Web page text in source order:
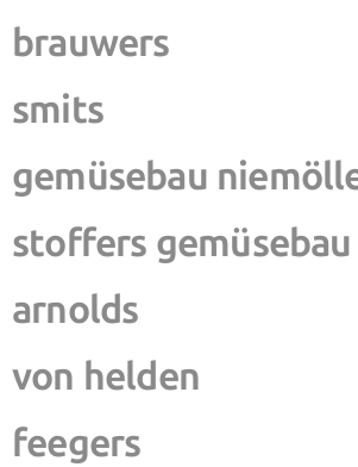
brauwers
smits
gemüsebau
stoffers gemüsebau
arnolds
von helden
feegers